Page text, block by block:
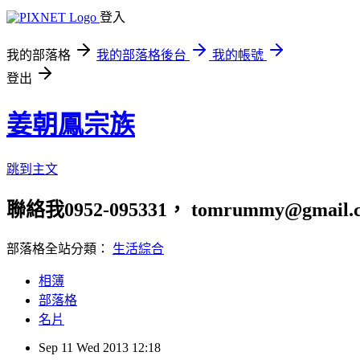
登入
我的部落格 我的部落格後台
我的帳號
登出
姜朝鳳宗族
跳到主文
聯絡我0952-095331，
部落格全站分類： 生活綜合
相簿
部落格
名片
Sep 11 Wed 2013 12:18